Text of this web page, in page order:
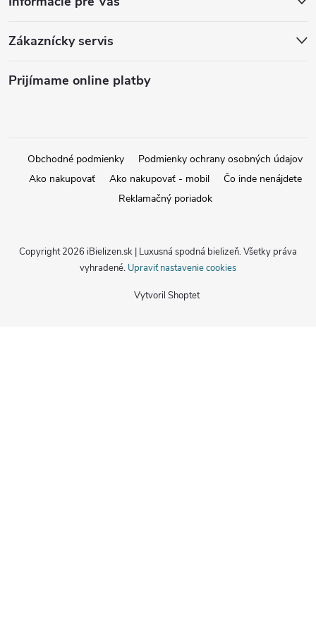
Zákaznícky servis
Prijímame online platby
Obchodné podmienky
Podmienky ochrany osobných údajov
Ako nakupovať
Ako nakupovať - mobil
Čo inde nenájdete
Reklamačný poriadok
Vytvoril Shoptet
Copyright 2026 iBielizen.sk | Luxusná spodná bielizeň. Všetky práva
vyhradené. Upraviť nastavenie cookies